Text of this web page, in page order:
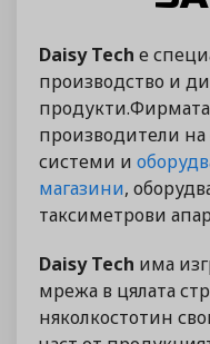
Daisy Tech е
производство и
производители
системи и
магазини,
таксиметрови
Daisy Tech има
мрежа в цялата
няколкостотин